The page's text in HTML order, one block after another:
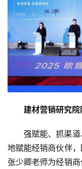
首
建材营销研究
强赋能、抓渠
地赋能经销商伙伴
张少卿老师为经销